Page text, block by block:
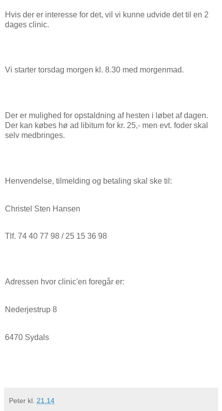
Hvis der er interesse for det, vil vi kunne udvide det til en 2
dages clinic.
Vi starter torsdag morgen kl. 8.30 med morgenmad.
Der er mulighed for opstaldning af hesten i løbet af dagen.
Der kan købes hø ad libitum for kr. 25,- men evt. foder skal
selv medbringes.
Henvendelse, tilmelding og betaling skal ske til:
Christel Sten Hansen
Tlf. 74 40 77 98 / 25 15 36 98
Adressen hvor clinic'en foregår er:
Nederjestrup 8
6470 Sydals
Peter kl. 21.14